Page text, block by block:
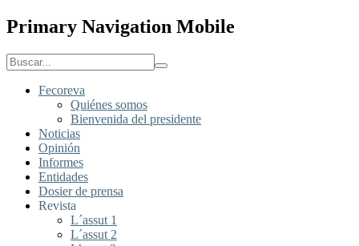
Primary Navigation Mobile
Fecoreva
Quiénes somos
Bienvenida del presidente
Noticias
Opinión
Informes
Entidades
Dosier de prensa
Revista
L´assut 1
L´assut 2